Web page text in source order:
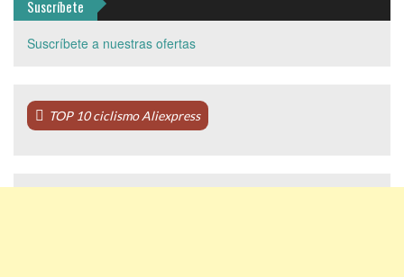
Suscríbete
Suscríbete a nuestras ofertas
TOP 10 ciclismo Aliexpress